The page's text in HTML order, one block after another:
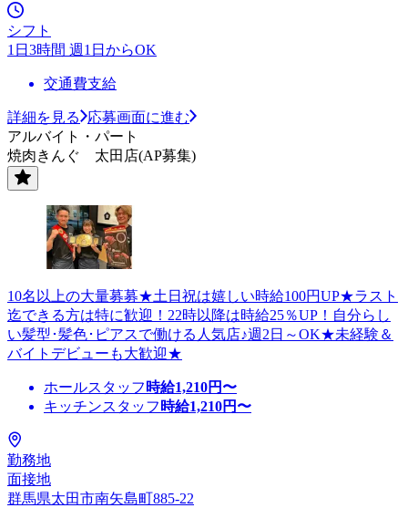
シフト
1日3時間 週1日からOK
交通費支給
詳細を見る
応募画面に進む
アルバイト・パート
焼肉きんぐ 太田店(AP募集)
10名以上の大量募募★土日祝は嬉しい時給100円UP★ラスト
迄できる方は特に歓迎！22時以降は時給25％UP！自分らし
い髪型･髪色･ピアスで働ける人気店♪週2日～OK★未経験＆
バイトデビューも大歓迎★
ホールスタッフ 時給1,210円〜
キッチンスタッフ 時給1,210円〜
勤務地
面接地
群馬県太田市南矢島町885-22